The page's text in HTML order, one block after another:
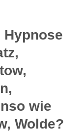
Hypnose
wie
Wolde?